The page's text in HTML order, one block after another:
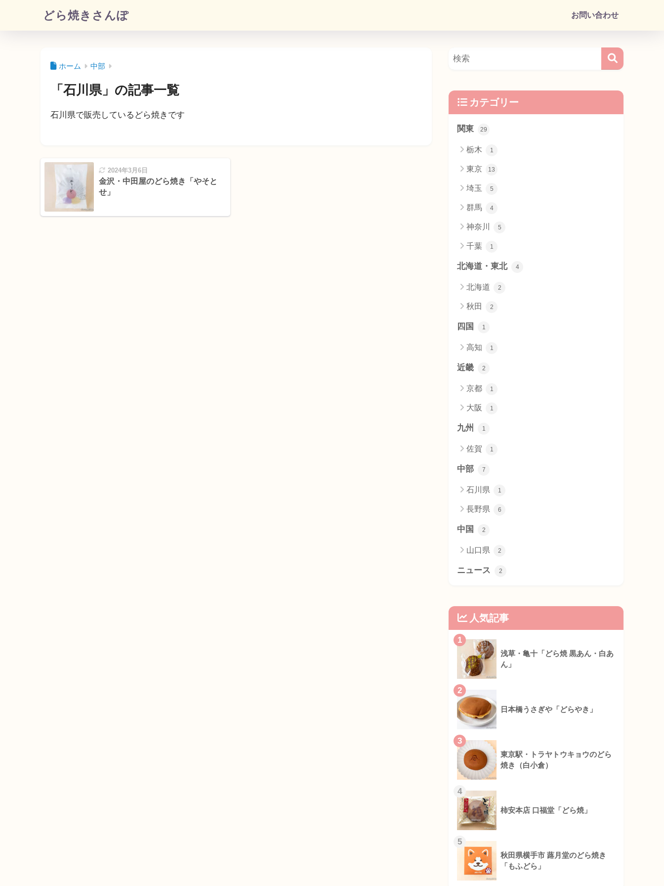
どら焼きさんぽ お問い合わせ
ホーム 中部
「石川県」の記事一覧
石川県で販売しているどら焼きです
2024年3月6日
金沢・中田屋のどら焼き「やそと
せ」
カテゴリー
関東 29
栃木 1
東京 13
埼玉 5
群馬 4
神奈川 5
千葉 1
北海道・東北 4
北海道 2
秋田 2
四国 1
高知 1
近畿 2
京都 1
大阪 1
九州 1
佐賀 1
中部 7
石川県 1
長野県 6
中国 2
山口県 2
ニュース 2
人気記事
1
浅草・亀十「どら焼 黒あん・白あ
ん」
2
日本橋うさぎや「どらやき」
3
東京駅・トラヤトウキョウのどら
焼き（白小倉）
4
柿安本店 口福堂「どら焼」
5
秋田県横手市 蕗月堂のどら焼き
「もふどら」